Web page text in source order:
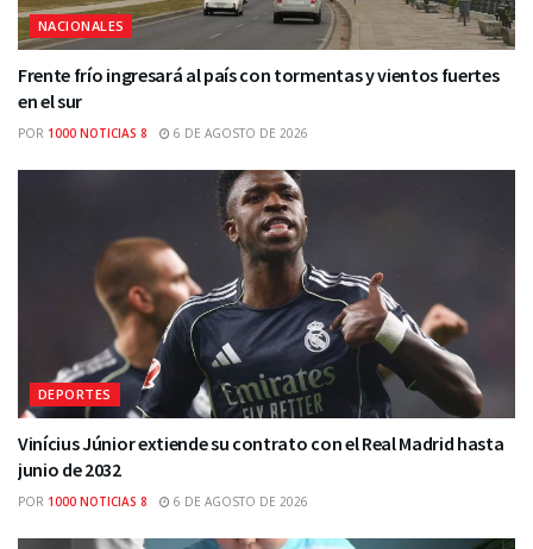
NACIONALES
Frente frío ingresará al país con tormentas y vientos fuertes
en el sur
POR 1000 NOTICIAS 8 6 DE AGOSTO DE 2026
DEPORTES
Vinícius Júnior extiende su contrato con el Real Madrid hasta
junio de 2032
POR 1000 NOTICIAS 8 6 DE AGOSTO DE 2026